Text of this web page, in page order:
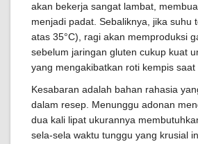
akan bekerja sangat lambat,
menjadi padat. Sebaliknya, jika suhu
atas 35°C), ragi akan memproduksi
sebelum jaringan gluten cukup kuat
yang mengakibatkan roti kempis saat
Kesabaran adalah bahan rahasia
dalam resep. Menunggu adonan
dua kali lipat ukurannya
sela-sela waktu tunggu yang krusial